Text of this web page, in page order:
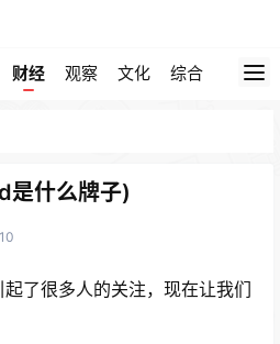
财经 观察 文化 综合
什么牌子)
了很多人的关注，现在让我们